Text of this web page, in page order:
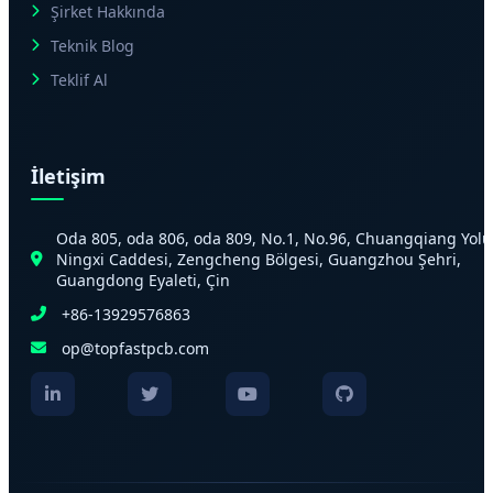
Şirket Hakkında
Teknik Blog
Teklif Al
İletişim
Oda 805, oda 806, oda 809, No.1, No.96, Chuangqiang
Ningxi Caddesi, Zengcheng Bölgesi, Guangzhou Şehri,
Guangdong Eyaleti, Çin
+86-13929576863
op@topfastpcb.com